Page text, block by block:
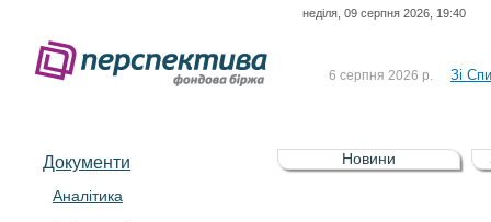
неділя, 09 серпня 2026, 19:40
6 серпня 2026 р. Зі
5 серпня 2026 р.
Зі
UA4000232607)
Документи
Аналітика
Новини